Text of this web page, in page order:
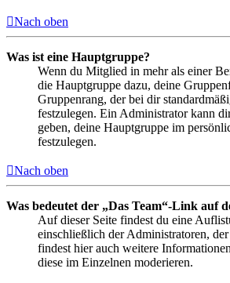
Nach oben
Was ist eine Hauptgruppe?
Wenn du Mitglied in mehr als einer
die Hauptgruppe dazu, deine
Gruppenrang, der bei dir
festzulegen. Ein Administrator kann
geben, deine Hauptgruppe im
festzulegen.
Nach oben
Was bedeutet der „Das Team“-Link auf
Auf dieser Seite findest du eine
einschließlich der Administratoren,
findest hier auch weitere
diese im Einzelnen moderieren.